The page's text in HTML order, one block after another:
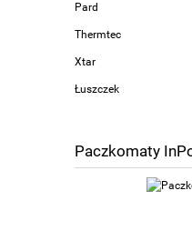
Pard
Thermtec
Xtar
Łuszczek
Paczkomaty